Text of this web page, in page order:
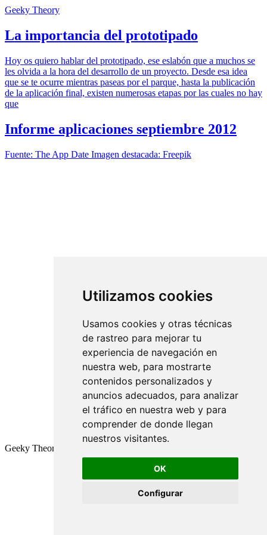
Utilizamos cookies
Usamos cookies y otras técnicas
de rastreo para mejorar tu
experiencia de navegación en
nuestra web, para mostrarte
contenidos personalizados y
anuncios adecuados, para analizar
el tráfico en nuestra web y para
comprender de donde llegan
nuestros visitantes.
OK
Configurar
Geeky Theory
La importancia del prototipado
Hoy os quiero hablar del prototipado, ese eslabón que a muchos se
les olvida a la hora del desarrollo de un proyecto. Desde esa idea
que se te ocurre mientras paseas por el parque, hasta la publicación
de la aplicación final, existen numerosas etapas por las cuales no hay
que
Informe aplicaciones septiembre 2012
Fuente: The App Date Imagen destacada: Freepik
Geeky Theory © 2026